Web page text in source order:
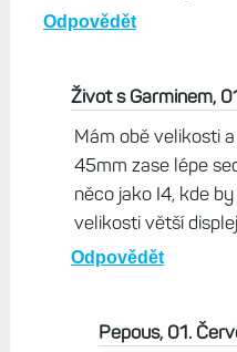
Odpovědět
Život s Garminem,
Mám obě velikosti
45mm zase lépe
něco jako I4, kde
velikosti větší
Odpovědět
Pepous, 01.